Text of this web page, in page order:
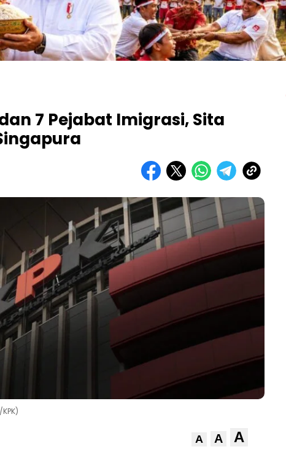
7 Pejabat Imigrasi, Sita
A A A